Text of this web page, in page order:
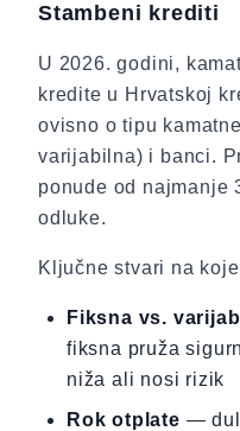
Stambeni krediti
U 2026. godini,
kredite u Hrvatskoj
ovisno o tipu
varijabilna) i banci.
ponude od najmanje
odluke.
Ključne stvari na
Fiksna vs.
fiksna pruža
niža ali nosi rizik
Rok otplate —